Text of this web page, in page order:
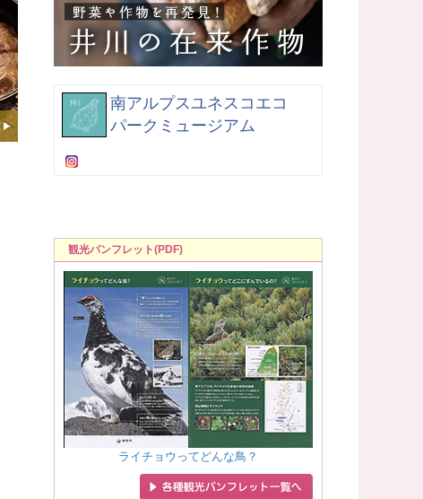
南アルプスユネスコエコ
パークミュージアム
観光パンフレット(PDF)
ライチョウってどんな鳥？